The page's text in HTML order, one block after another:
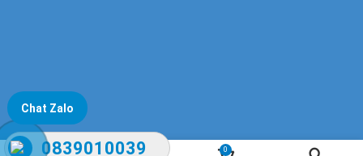
Chat Zalo
0839010039 0